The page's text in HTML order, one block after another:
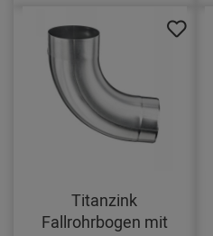
Titanzink
Fallrohrbogen mit